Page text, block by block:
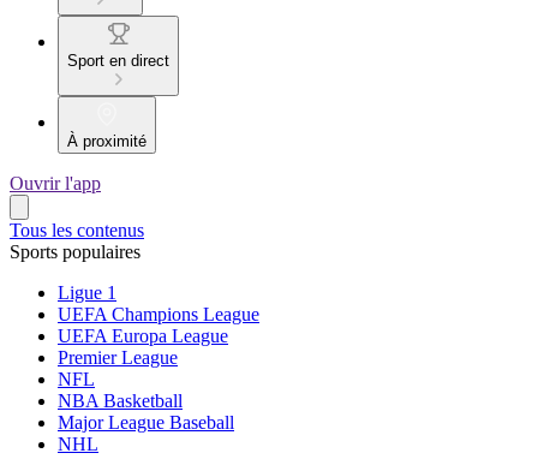
Sport en direct
À proximité
Ouvrir l'app
Tous les contenus
Sports populaires
Ligue 1
UEFA Champions League
UEFA Europa League
Premier League
NFL
NBA Basketball
Major League Baseball
NHL